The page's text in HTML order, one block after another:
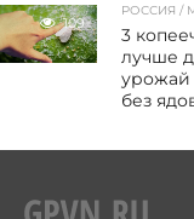
109
РОССИЯ /
3
лучше
урожай
без